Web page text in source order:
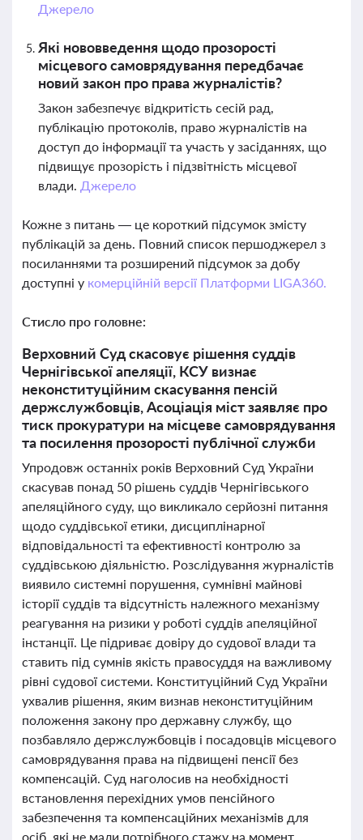
Джерело
Які нововведення щодо прозорості
місцевого самоврядування передбачає
новий закон про права журналістів?
Закон забезпечує відкритість сесій рад,
публікацію протоколів, право журналістів на
доступ до інформації та участь у засіданнях, що
підвищує прозорість і підзвітність місцевої
влади. Джерело
Кожне з питань — це короткий підсумок змісту
публікацій за день. Повний список першоджерел з
посиланнями та розширений підсумок за добу
доступні у комерційній версії Платформи LIGA360.
Стисло про головне:
Верховний Суд скасовує рішення суддів
Чернігівської апеляції, КСУ визнає
неконституційним скасування пенсій
держслужбовців, Асоціація міст заявляє про
тиск прокуратури на місцеве самоврядування
та посилення прозорості публічної служби
Упродовж останніх років Верховний Суд України
скасував понад 50 рішень суддів Чернігівського
апеляційного суду, що викликало серйозні питання
щодо суддівської етики, дисциплінарної
відповідальності та ефективності контролю за
суддівською діяльністю. Розслідування журналістів
виявило системні порушення, сумнівні майнові
історії суддів та відсутність належного механізму
реагування на ризики у роботі суддів апеляційної
інстанції. Це підриває довіру до судової влади та
ставить під сумнів якість правосуддя на важливому
рівні судової системи. Конституційний Суд України
ухвалив рішення, яким визнав неконституційним
положення закону про державну службу, що
позбавляло держслужбовців і посадовців місцевого
самоврядування права на підвищені пенсії без
компенсацій. Суд наголосив на необхідності
встановлення перехідних умов пенсійного
забезпечення та компенсаційних механізмів для
осіб, які не мали потрібного стажу на момент